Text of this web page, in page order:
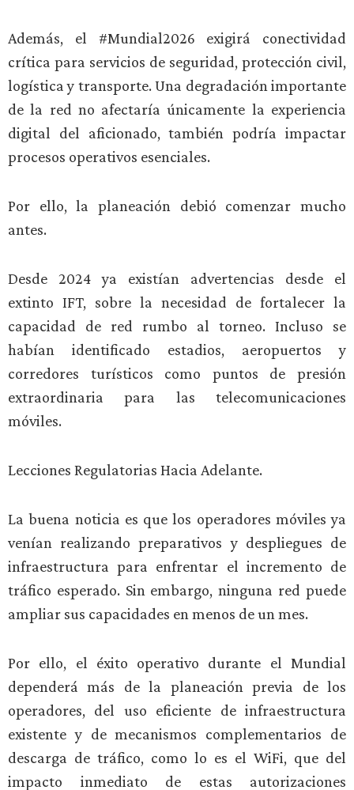
Además, el #Mundial2026 exigirá conectividad
crítica para servicios de seguridad, protección civil,
logística y transporte. Una degradación importante
de la red no afectaría únicamente la experiencia
digital del aficionado, también podría impactar
procesos operativos esenciales.
Por ello, la planeación debió comenzar mucho
antes.
Desde 2024 ya existían advertencias desde el
extinto IFT, sobre la necesidad de fortalecer la
capacidad de red rumbo al torneo. Incluso se
habían identificado estadios, aeropuertos y
corredores turísticos como puntos de presión
extraordinaria para las telecomunicaciones
móviles.
Lecciones Regulatorias Hacia Adelante.
La buena noticia es que los operadores móviles ya
venían realizando preparativos y despliegues de
infraestructura para enfrentar el incremento de
tráfico esperado. Sin embargo, ninguna red puede
ampliar sus capacidades en menos de un mes.
Por ello, el éxito operativo durante el Mundial
dependerá más de la planeación previa de los
operadores, del uso eficiente de infraestructura
existente y de mecanismos complementarios de
descarga de tráfico, como lo es el WiFi, que del
impacto inmediato de estas autorizaciones